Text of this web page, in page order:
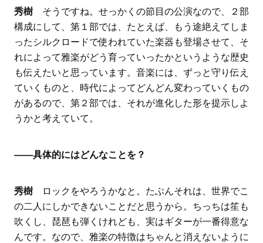
秀樹そうですね。せっかくの節目の公演なので、２部
構成にして、第１部では、たとえば、もう途絶えてしま
ったシルクロードで使われていた楽器も登場させて、そ
れによって雅楽がどう育っていったかというような歴史
も伝えたいと思っています。音楽には、ずっと守り伝え
ていくものと、時代によってどんどん変わっていくもの
があるので、第２部では、それが進化した形を提示しよ
うかと考えていて。
――具体的にはどんなことを？
秀樹ロックをやろうかなと。たぶんそれは、世界でこ
の二人にしかできないことだと思うから。ちっちは笙も
吹くし、琵琶も弾くけれども、実はギターが一番得意な
んです。なので、雅楽の特徴はちゃんと消えないように